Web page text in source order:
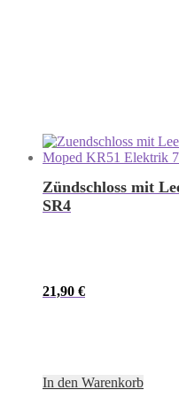
Zündschloss mit
SR4
21,90 €
In den Warenkorb